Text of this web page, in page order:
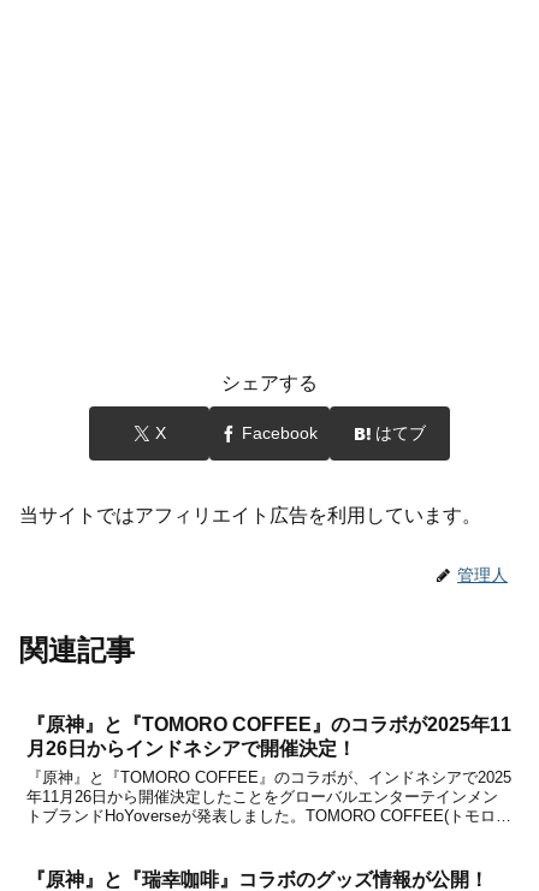
シェアする
X Facebook はてブ
当サイトではアフィリエイト広告を利用しています。
管理人
関連記事
『原神』と『TOMORO COFFEE』のコラボが2025年11
月26日からインドネシアで開催決定！
『原神』と『TOMORO COFFEE』のコラボが、インドネシアで2025
年11月26日から開催決定したことをグローバルエンターテインメン
トブランドHoYoverseが発表しました。TOMORO COFFEE(トモロ・
『原神』と『瑞幸咖啡』コラボのグッズ情報が公開！